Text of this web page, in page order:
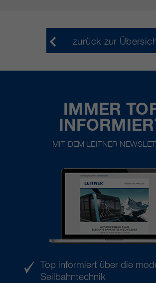
zurück zur
IMMER
MIT DEM LEITNER
Top informiert über die
Seilbahntechnik